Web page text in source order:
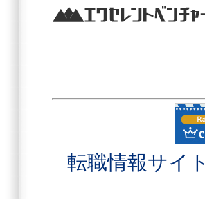
転職情報サイト